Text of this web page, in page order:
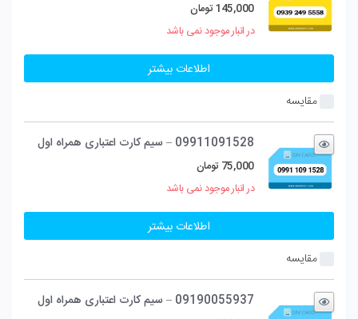
145,000 تومان
در انبار موجود نمی باشد
اطلاعات بیشتر
مقایسه
09911091528 – سیم کارت اعتباری همراه اول
75,000 تومان
در انبار موجود نمی باشد
اطلاعات بیشتر
مقایسه
09190055937 – سیم کارت اعتباری همراه اول